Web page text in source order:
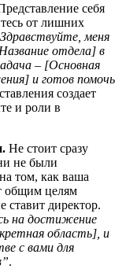
себя
от лишних
меня
отдела] в
– [Основная
и готов помочь
создает
и роли в
Не стоит сразу
не были
том, как ваша
общим целям
директор.
на достижение
область], и
с вами для
.